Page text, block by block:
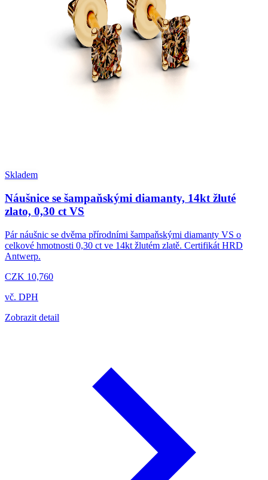
Skladem
Náušnice se šampaňskými diamanty, 14kt žluté
zlato, 0,30 ct VS
Pár náušnic se dvěma přírodními šampaňskými diamanty VS o
celkové hmotnosti 0,30 ct ve 14kt žlutém zlatě. Certifikát HRD
Antwerp.
CZK 10,760
vč. DPH
Zobrazit detail